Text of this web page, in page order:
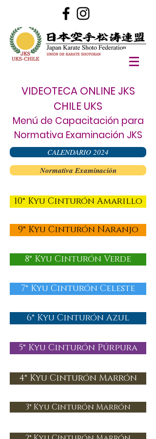
VIDEOTECA ONLINE JKS
CHILE UKS
Menú de Capacitación para
Normativa Examinación JKS
CALENDARIO 2024
Normativa Examinación
10° Kyu Cinturón Amarillo
9° Kyu Cinturón Naranjo
8° Kyu Cinturón Verde
7° Kyu Cinturón Celeste
6° Kyu Cinturón Azul
5° Kyu Cinturón Púrpura
4° Kyu Cinturón Marrón
3° Kyu Cinturón Marrón